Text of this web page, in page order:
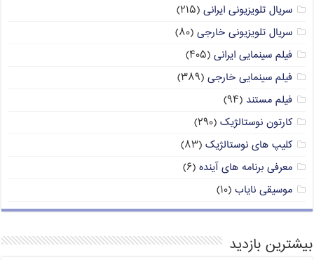
سریال تلویزیونی ایرانی (۲۱۵)
سریال تلویزیونی خارجی (۸۰)
فیلم سینمایی ایرانی (۴۰۵)
فیلم سینمایی خارجی (۳۸۹)
فیلم مستند (۹۴)
کارتون نوستالژیک (۲۹۰)
کلیپ های نوستالژیک (۸۳)
معرفی برنامه های آینده (۶)
موسیقی نایاب (۱۰)
بیشترین بازدید